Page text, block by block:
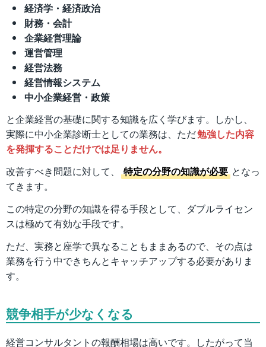
経済学・経済政治
財務・会計
企業経営理論
運営管理
経営法務
経営情報システム
中小企業経営・政策
と企業経営の基礎に関する知識を広く学びます。しかし、
実際に中小企業診断士としての業務は、ただ勉強した内容
を発揮することだけでは足りません。
改善すべき問題に対して、
特定の分野の知識が必要 となっ
てきます。
この特定の分野の知識を得る手段として、ダブルライセン
スは極めて有効な手段です。
ただ、実務と座学で異なることもままあるので、その点は
業務を行う中できちんとキャッチアップする必要がありま
す。
競争相手が少なくなる
経営コンサルタントの報酬相場は高いです。したがって当